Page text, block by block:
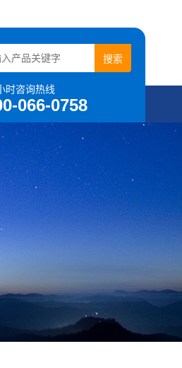
时咨询热线
066-0758